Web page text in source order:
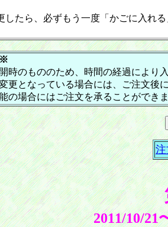
したら、必ずもう一度「かごに入れ
※
時のもののため、時間の経過により
更となっている場合には、ご注文後
の場合にはご注文を承ることができ
2011/10/21